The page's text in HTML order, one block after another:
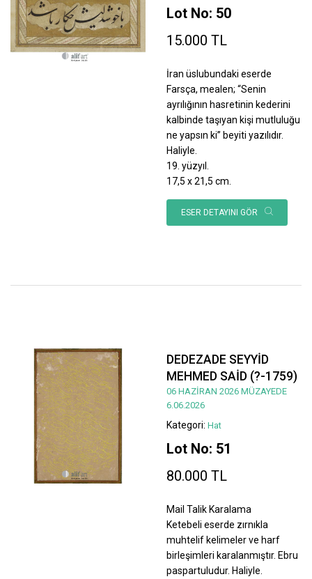
Lot No: 50
15.000 TL
İran üslubundaki eserde
Farsça, mealen; “Senin
ayrılığının hasretinin kederini
kalbinde taşıyan kişi mutluluğu
ne yapsın ki” beyiti yazılıdır.
Haliyle.
19. yüzyıl.
17,5 x 21,5 cm.
ESER DETAYINI GÖR
DEDEZADE SEYYİD
MEHMED SAİD (?-1759)
06 HAZİRAN 2026 MÜZAYEDE
6.06.2026
Kategori: Hat
Lot No: 51
80.000 TL
Mail Talik Karalama
Ketebeli eserde zırnıkla
muhtelif kelimeler ve harf
birleşimleri karalanmıştır. Ebru
paspartuludur. Haliyle.